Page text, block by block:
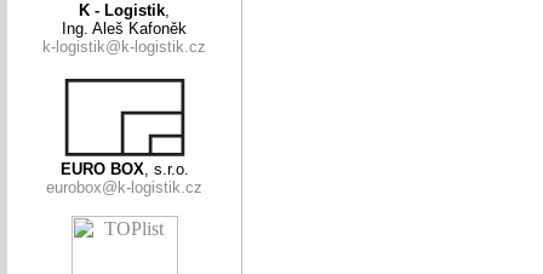
K - Logistik,
Ing. Aleš Kafoněk
k-logistik@k-logistik.cz
EURO BOX, s.r.o.
eurobox@k-logistik.cz